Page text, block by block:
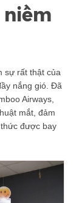
niềm
sự rất thật của
nắng gió. Đã
Airways,
mắt, đảm
được bay